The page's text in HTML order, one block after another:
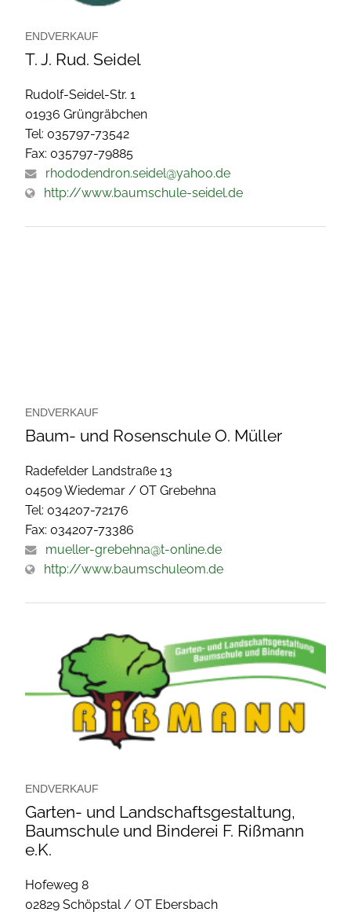
ENDVERKAUF
T. J. Rud. Seidel
Rudolf-Seidel-Str. 1
01936 Grüngräbchen
Tel: 035797-73542
Fax: 035797-79885
rhododendron.seidel@yahoo.de
http://www.baumschule-seidel.de
ENDVERKAUF
Baum- und Rosenschule O. Müller
Radefelder Landstraße 13
04509 Wiedemar / OT Grebehna
Tel: 034207-72176
Fax: 034207-73386
mueller-grebehna@t-online.de
http://www.baumschuleom.de
ENDVERKAUF
Garten- und Landschaftsgestaltung,
Baumschule und Binderei F. Rißmann
e.K.
Hofeweg 8
02829 Schöpstal / OT Ebersbach